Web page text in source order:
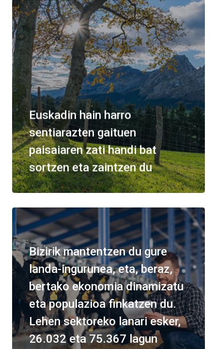
Euskadin hain harro
sentiarazten gaituen
paisaiaren zati handi bat
sortzen eta zaintzen du
Bizirik mantentzen du gure
landa-ingurunea, eta, beraz,
bertako ekonomia dinamizatu
eta populazioa finkatzen du.
Lehen sektoreko lanari esker,
26.032 eta 75.367 lagun